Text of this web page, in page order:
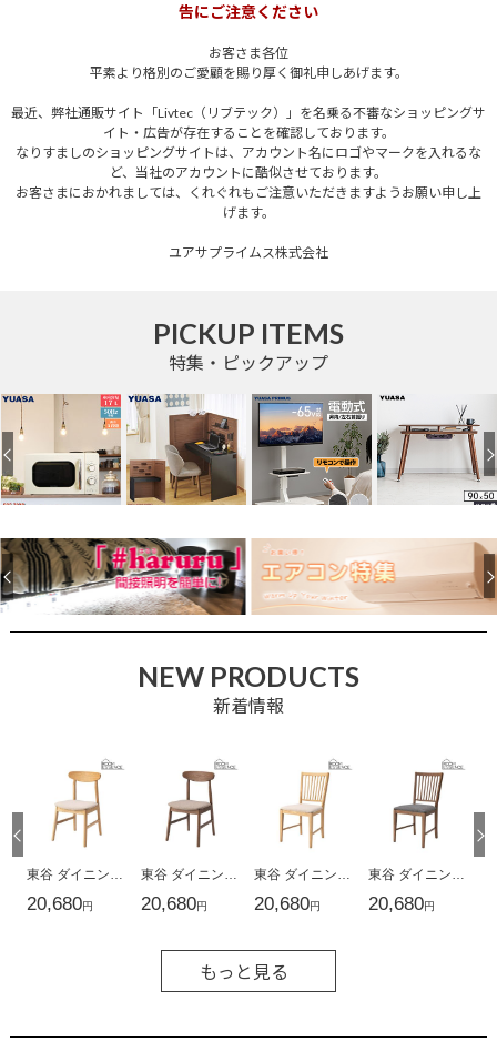
告にご注意ください
お客さま各位
平素より格別のご愛顧を賜り厚く御礼申しあげます。
最近、弊社通販サイト「Livtec（リブテック）」を名乗る不審なショッピングサ
イト・広告が存在することを確認しております。
なりすましのショッピングサイトは、アカウント名にロゴやマークを入れるな
ど、当社のアカウントに酷似させております。
お客さまにおかれましては、くれぐれもご注意いただきますようお願い申し上
げます。
ユアサプライムス株式会社
PICKUP ITEMS
特集・ピックアップ
NEW PRODUCTS
新着情報
もっと見る